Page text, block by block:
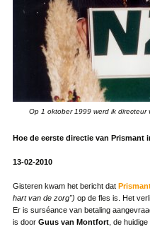
Op 1 oktober 1999 werd ik
Hoe de eerste directie van Prismant
13-02-2010
Gisteren kwam het bericht dat
hart van de zorg") op de fles is. Het
Er is surséance van betaling
is door Guus van Montfort, de